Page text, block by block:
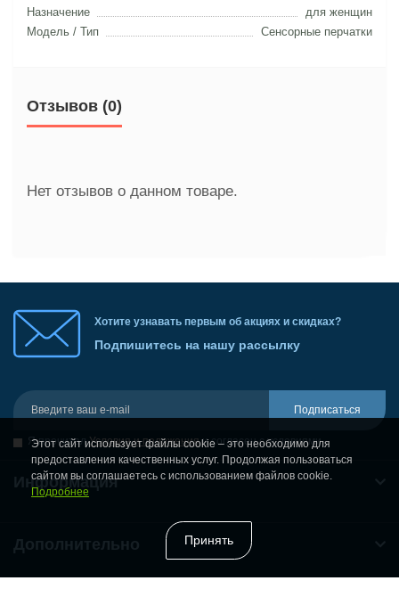
Назначение
для женщин
Модель / Тип
Сенсорные перчатки
Отзывов (0)
Нет отзывов о данном товаре.
Хотите узнавать первым об акциях и скидках?
Подпишитесь на нашу рассылку
Подписаться
Я прочиталУсловия и положенияи согласен с условиями
Информация
Дополнительно
Этот сайт использует файлы cookie – это необходимо для
предоставления качественных услуг. Продолжая пользоваться
сайтом вы соглашаетесь с использованием файлов cookie.
Подробнее
Принять